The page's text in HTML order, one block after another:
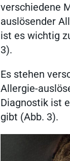
verschiedene
auslösender
ist es wichtig
3).
Es stehen
Allergie-
Diagnostik ist
gibt (Abb. 3).